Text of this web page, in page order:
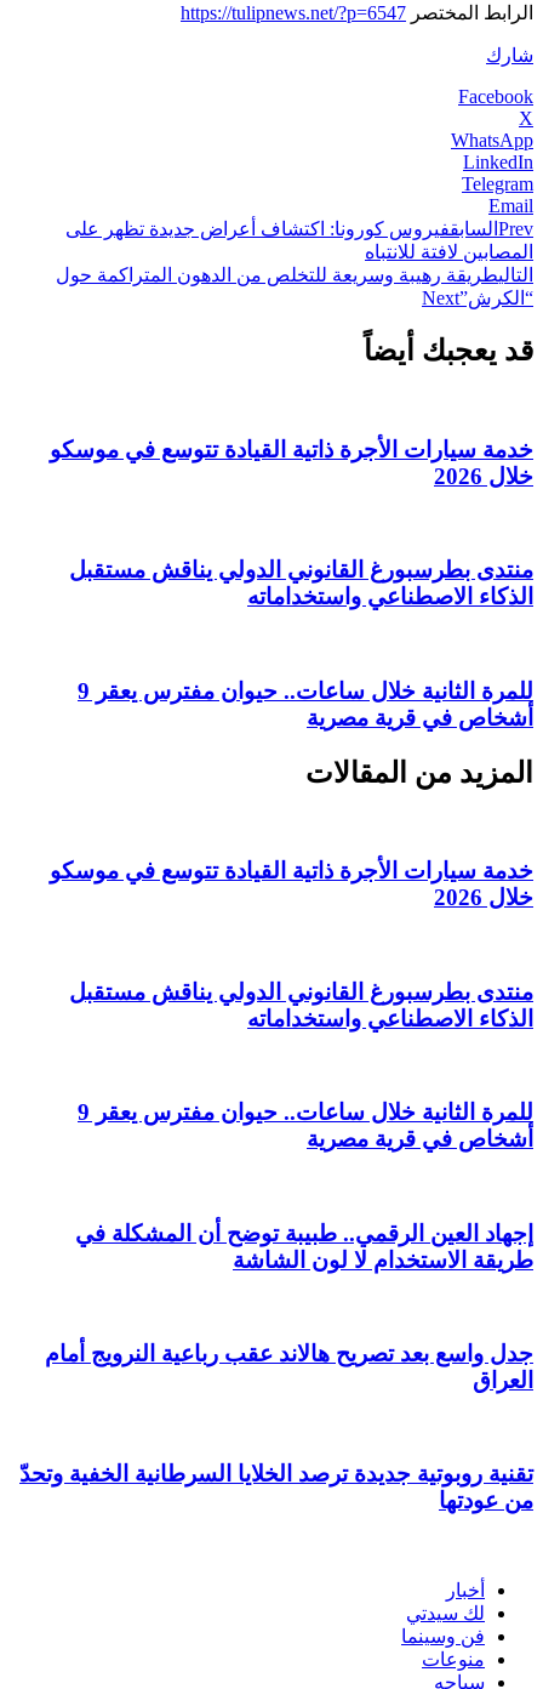
الرابط المختصر https://tulipnews.net/?p=6547
شارك
Facebook
X
WhatsApp
LinkedIn
Telegram
Email
Prev السابقفيروس كورونا: اكتشاف أعراض جديدة تظهر على
المصابين لافتة للانتباه
التاليطريقة رهيبة وسريعة للتخلص من الدهون المتراكمة حول
“الكرش”Next
قد يعجبك أيضاً
خدمة سيارات الأجرة ذاتية القيادة تتوسع في موسكو
خلال 2026
منتدى بطرسبورغ القانوني الدولي يناقش مستقبل
الذكاء الاصطناعي واستخداماته
للمرة الثانية خلال ساعات.. حيوان مفترس يعقر 9
أشخاص في قرية مصرية
المزيد من المقالات
خدمة سيارات الأجرة ذاتية القيادة تتوسع في موسكو
خلال 2026
منتدى بطرسبورغ القانوني الدولي يناقش مستقبل
الذكاء الاصطناعي واستخداماته
للمرة الثانية خلال ساعات.. حيوان مفترس يعقر 9
أشخاص في قرية مصرية
إجهاد العين الرقمي.. طبيبة توضح أن المشكلة في
طريقة الاستخدام لا لون الشاشة
جدل واسع بعد تصريح هالاند عقب رباعية النرويج أمام
العراق
تقنية روبوتية جديدة ترصد الخلايا السرطانية الخفية وتحدّ
من عودتها
أخبار
لك سيدتي
فن وسينما
منوعات
سياحه